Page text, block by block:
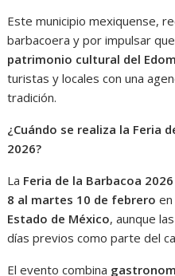
Este municipio mexiquense,
barbacoera y por impulsar
patrimonio cultural del
turistas y locales con una
tradición.
¿Cuándo se realiza la Feria
2026?
La Feria de la Barbacoa 2026
8 al martes 10 de febrero
Estado de México, aunque
días previos como parte del
El evento combina